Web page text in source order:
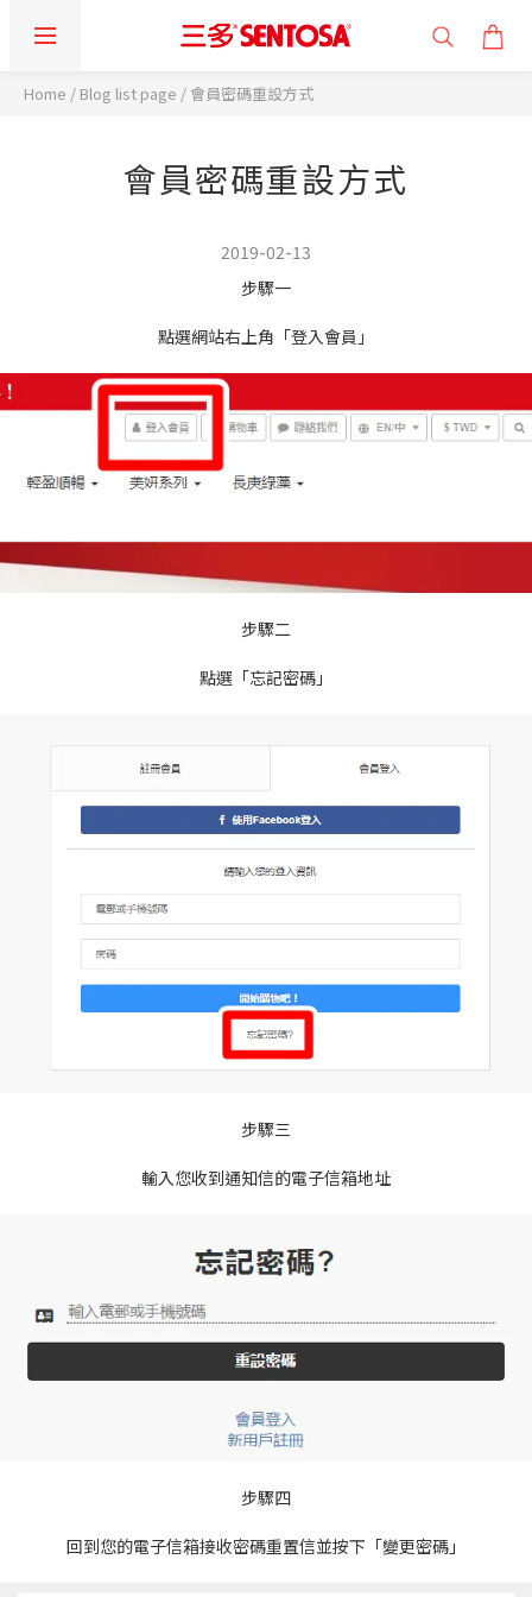
Home / Blog list page / 會員密碼重設方式
會員密碼重設方式
2019-02-13
步驟一
點選網站右上角「登入會員」
步驟二
點選「忘記密碼」
步驟三
輸入您收到通知信的電子信箱地址
步驟四
回到您的電子信箱接收密碼重置信並按下「變更密碼」